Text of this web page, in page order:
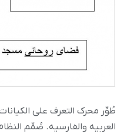
طُوِّر محرک التعرف على
العربیه والفارسیه. صُمِّم